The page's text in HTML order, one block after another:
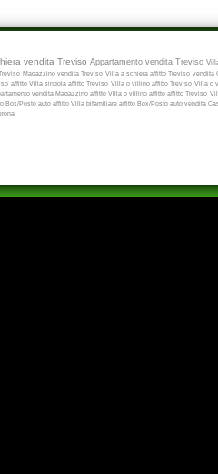
vendita Treviso Appartamento vendita Treviso
Magazzino vendita Treviso Villa a schiera affitto Treviso vendita
affitto Villa singola affitto Treviso Villa o villino affitto Treviso Villa o
vendita Magazzino affitto Villa o villino affitto affitto Treviso
Box/Posto auto affitto Villa bifamiliare affitto Box/Posto auto vendita